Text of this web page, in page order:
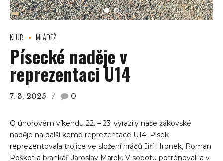
KLUB MLÁDEŽ
Písecké naděje v
reprezentaci U14
7. 3. 2025 0
O únorovém víkendu 22. – 23. vyrazily naše žákovské
naděje na další kemp reprezentace U14. Písek
reprezentovala trojice ve složení hráčů Jiří Hronek, Roman
Roškot a brankář Jaroslav Marek. V sobotu potrénovali a v